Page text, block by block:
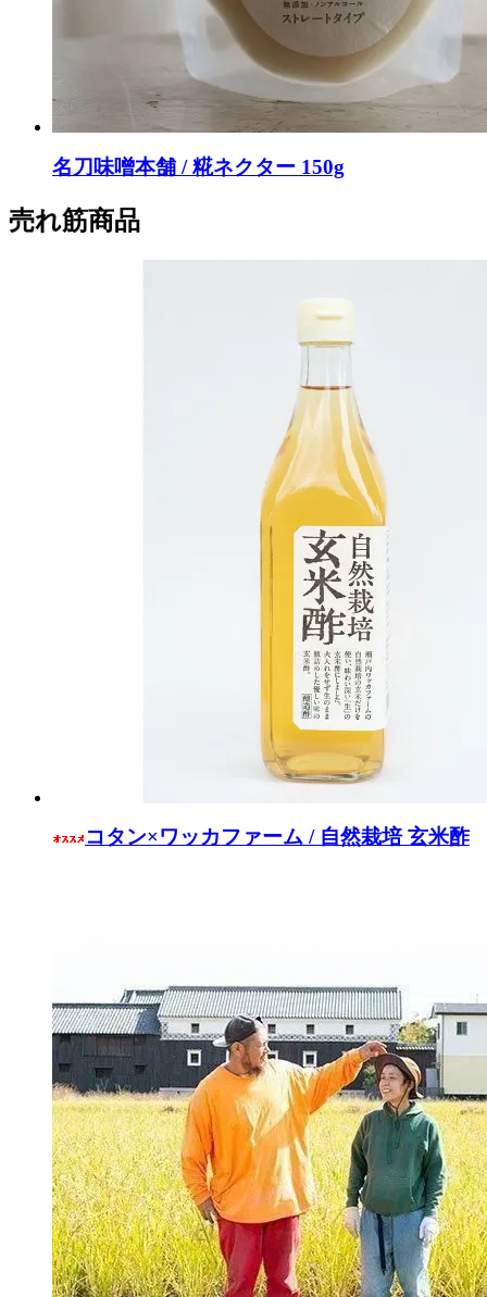
名刀味噌本舗 / 糀ネクター 150g
売れ筋商品
コタン×ワッカファーム / 自然栽培 玄米酢